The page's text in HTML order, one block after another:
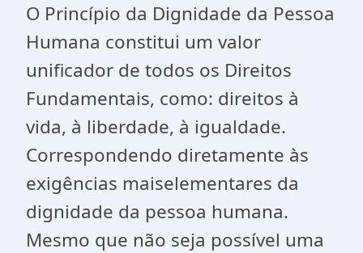
O Princípio da Dignidade da Pessoa
Humana constitui um valor
unificador de todos os Direitos
Fundamentais, como: direitos à
vida, à liberdade, à igualdade.
Correspondendo diretamente às
exigências maiselementares da
dignidade da pessoa humana.
Mesmo que não seja possível uma